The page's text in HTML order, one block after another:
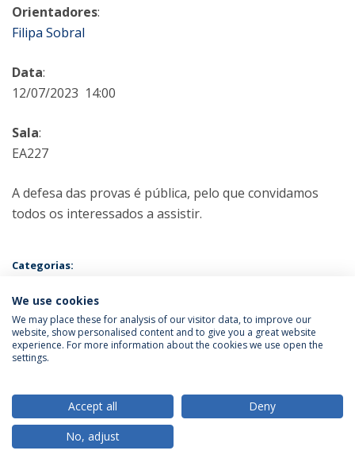
Orientadores:
Filipa Sobral
Data:
12/07/2023 14:00
Sala:
EA227
A defesa das provas é pública, pelo que convidamos
todos os interessados a assistir.
Categorias:
Prova Pública
Política de Privacidade
Termos & Condições
© 2026 Universidade Católica Portuguesa
We use cookies
We may place these for analysis of our visitor data, to improve our
website, show personalised content and to give you a great website
experience. For more information about the cookies we use open the
settings.
Accept all
Deny
No, adjust